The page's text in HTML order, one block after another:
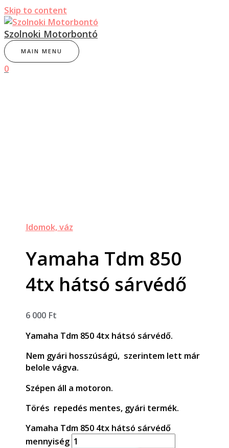
Skip to content
Szolnoki Motorbontó
MAIN MENU
0
Idomok, váz
Yamaha Tdm 850
4tx hátsó sárvédő
6 000 Ft
Yamaha Tdm 850 4tx hátsó sárvédő.
Nem gyári hosszúságú, szerintem lett már
belole vágva.
Szépen áll a motoron.
Törés repedés mentes, gyári termék.
Yamaha Tdm 850 4tx hátsó sárvédő
mennyiség